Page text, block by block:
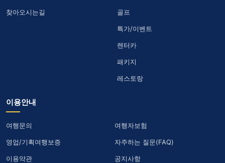
찾아오시는길 골프
특가/이벤트
렌터카
패키지
레스토랑
이용안내
여행문의 여행자보험
영업/기획여행보증 자주하는 질문(FAQ)
이용약관 공지사항